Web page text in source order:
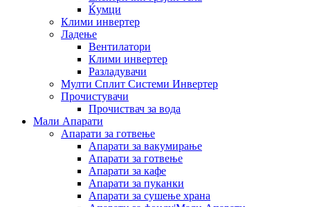
Ќумци
Клими инвертер
Ладење
Вентилатори
Клими инвертер
Разладувачи
Мулти Сплит Системи Инвертер
Прочистувачи
Прочиствач за вода
Мали Апарати
Апарати за готвење
Апарати за вакумирање
Апарати за готвење
Апарати за кафе
Апарати за пуканки
Апарати за сушење храна